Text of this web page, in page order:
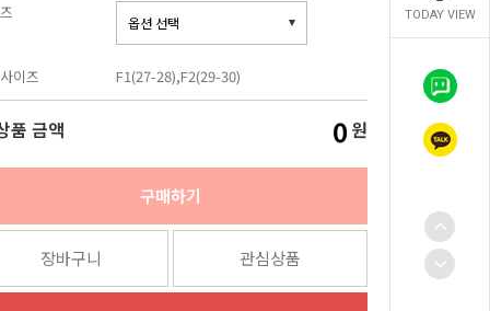
TODAY VIEW
이즈 F1(27-28),F2(29-30)
품 금액 0 원
구매하기
장바구니 관심상품